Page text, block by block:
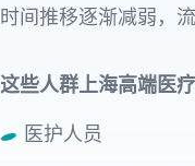
时间推移逐渐减弱，
这些人群上海高端医
医护人员